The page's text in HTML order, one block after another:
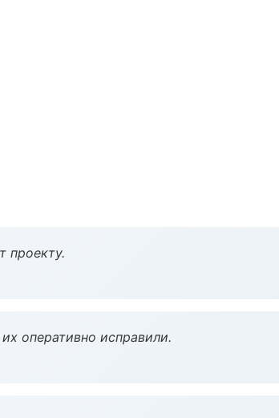
проекту.
оперативно исправили.